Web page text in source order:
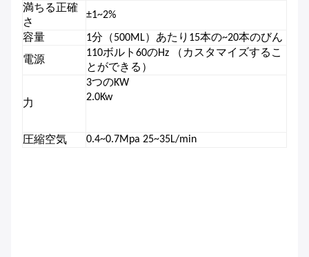
満ちる正確
さ
±1~2%
容量
1分（500ML）あたり15本の~20本のびん
電源
110ボルト60のHz （カスタマイズするこ
とができる）
力
3つのKW
2.0Kw
圧縮空気 0.4~0.7Mpa 25~35L/min